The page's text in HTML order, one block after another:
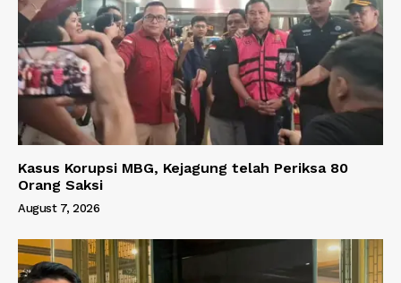
Kasus Korupsi MBG, Kejagung telah Periksa 80
Orang Saksi
August 7, 2026